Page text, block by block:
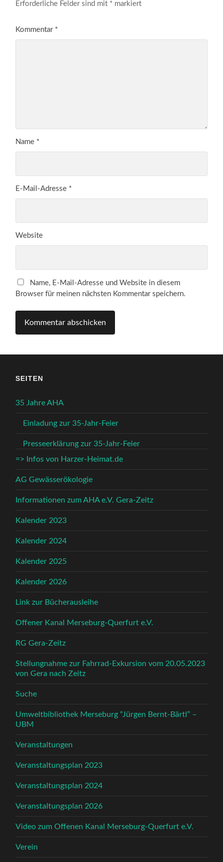
Erforderliche Felder sind mit * markiert
Kommentar *
Name *
E-Mail-Adresse *
Website
Name, E-Mail-Adresse und Website in diesem
Browser für meinen nächsten Kommentar speichern.
SEITEN
35 Jahre AHA
Einladung zur 35-Jahr-Feier
Presseerklärung zur 35-Jahr-Feier
=> Infos von Harzer-Heimat.de
AG Gewässerökologie
Informationen zum AHA e.V. Gera-Zeitz
Kalender 2023
Kalender 2024
Kalender 2025
Kalender 2026
Link zur Bücherausleihe
Offener Kanal Merseburg-Querfurt e.V.
RG Gera-Zeitz
Stellungnahme zur Fahrrad-Exkursion vom 20.05.2023
von Gera nach Zeitz
Suche
Umweltbibliothek Merseburg “Jürgen Bernt-Bärtl” –
UBM
Veranstaltungen
Veranstaltungsplan 2023
Veranstaltungsplan 2024
Veranstaltungsplan 2026
Video zum Offenen Kanal Merseburg-Querfurt e.V.
Verein